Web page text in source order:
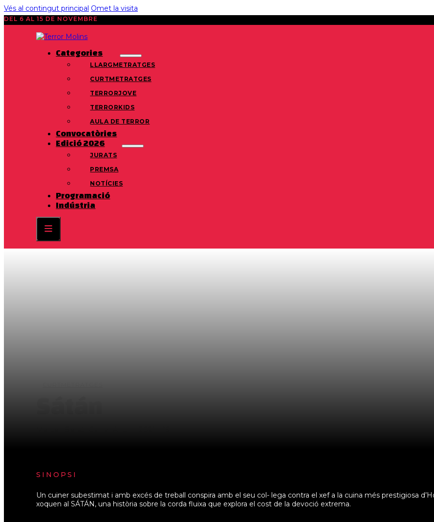
Vés al contingut principal Omet la visita
DEL 6 AL 15 DE NOVEMBRE
Categories
LLARGMETRATGES
CURTMETRATGES
TERRORJOVE
TERRORKIDS
AULA DE TERROR
Convocatòries
Edició 2026
JURATS
PREMSA
NOTÍCIES
Programació
Indústria
Sátán
SINOPSI
Un cuiner subestimat i amb excés de treball conspira amb el seu col- lega contra el xef a la cuina més prestigiosa
xoquen al SÁTÁN, una història sobre la corda fluixa que explora el cost de la devoció extrema.